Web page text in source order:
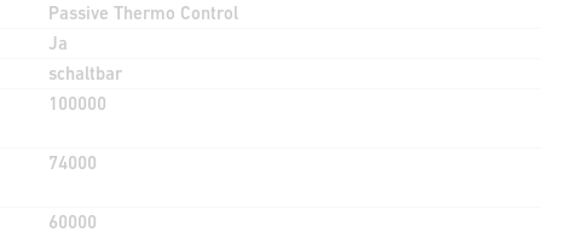
Passive Thermo Control
Ja
schaltbar
100000
74000
60000